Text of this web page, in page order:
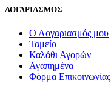
ΛΟΓΑΡΙΑΣΜΟΣ
Ο Λογαριασμός μου
Ταμείο
Καλάθι Αγορών
Αγαπημένα
Φόρμα Επικοινωνίας